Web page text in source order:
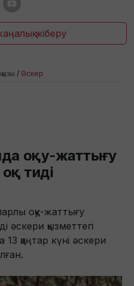
жіберу
/ Әскер
оқу-жаттығу
тиді
оқу-жаттығу
әскери қызметтегі
13 қаңтар күні әскери